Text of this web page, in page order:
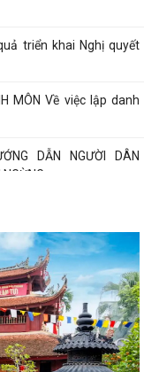
triển khai Nghị quyết
MÔN Về việc lập danh
DẪN NGƯỜI DÂN